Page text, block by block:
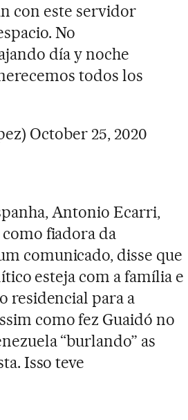
con este servidor
No
día y noche
todos los
October 25, 2020
Antonio Ecarri,
fiadora da
comunicado, disse que
esteja com a família e
residencial para a
como fez Guaidó no
“burlando” as
Isso teve